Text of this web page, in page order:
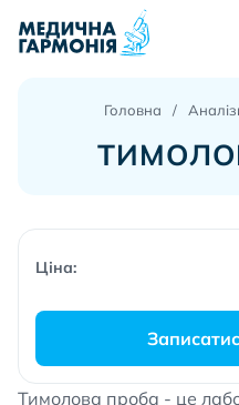
Головна
Тимолова проба - це
Ціна: